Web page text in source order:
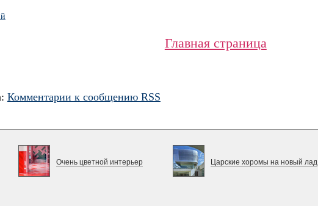
Главная страница
Комментарии к сообщению RSS
Очень цветной интерьер Царские хоромы на новый лад